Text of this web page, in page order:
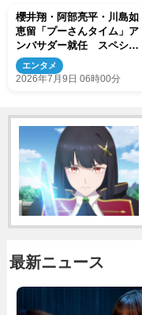
櫻井翔・阿部亮平・川島如
恵留「プーさんタイム」ア
ンバサダー就任 スペシャ
ルビジュアル解禁
エンタメ
2026年7月9日 06時00分
最新ニュース